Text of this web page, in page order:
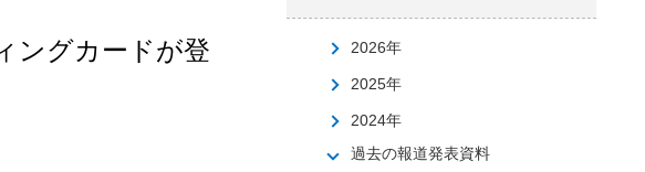
ングカードが登
2026年
2025年
2024年
過去の報道発表資料